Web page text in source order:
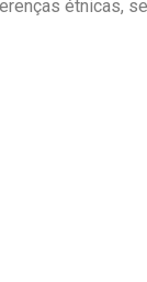
étnicas,